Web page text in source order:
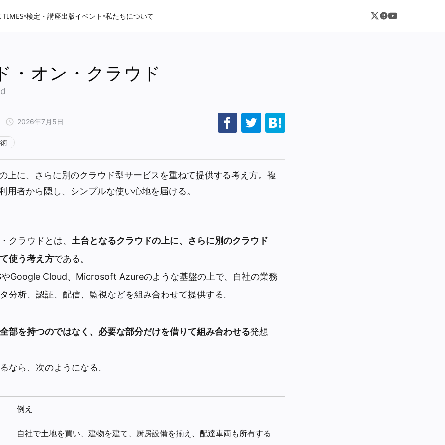
TIMES▾検定・講座出版イベント ▾私たちについて
・オン・クラウド
2026年7月5日
上に、さらに別のクラウド型サービスを重ねて提供する考え方。複
用者から隠し、シンプルな使い心地を届ける。
クラウドとは、 土台となるクラウドの上に、さらに別のクラウド
使う考え方である。
やGoogle Cloud、Microsoft Azureのような基盤の上で、自社の業務
分析、認証、配信、監視などを組み合わせて提供する。
部を持つのではなく、必要な部分だけを借りて組み合わせる発想
なら、次のようになる。
例え
自社で土地を買い、建物を建て、厨房設備を揃え、配達車両も所有する